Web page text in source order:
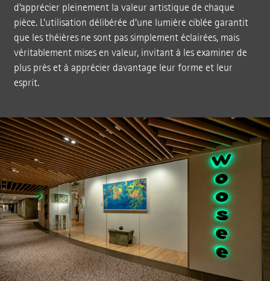
d’apprécier pleinement la valeur artistique de chaque
pièce. L’utilisation délibérée d’une lumière ciblée garantit
que les théières ne sont pas simplement éclairées, mais
véritablement mises en valeur, invitant à les examiner de
plus près et à apprécier davantage leur forme et leur
esprit.